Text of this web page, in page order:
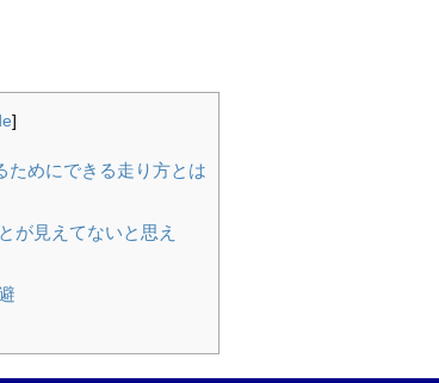
]
ためにできる走り方とは
が見えてないと思え